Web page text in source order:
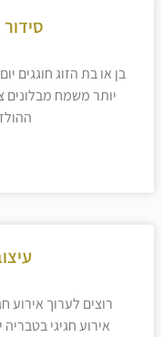
בן או בת הזוג חוגגים
יותר משמח מבלונים
רוצים לערוך אירוע
אירוע חגיגי